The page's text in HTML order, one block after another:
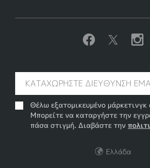
Θέλω εξατομικευμένο
Μπορείτε να καταργήστε την
πάσα στιγμή. Διαβάστε την
Ελλάδα